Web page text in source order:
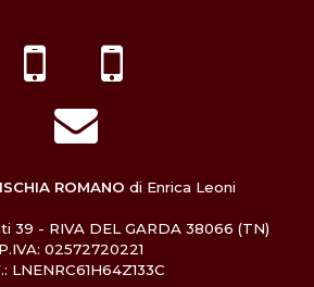
ROMANO di Enrica Leoni
39 - RIVA DEL GARDA 38066 (TN)
P.IVA: 02572720221
LNENRC61H64Z133C